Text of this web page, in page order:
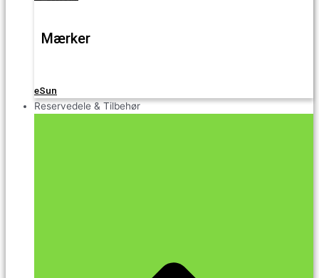
Mærker
eSun
Reservedele & Tilbehør